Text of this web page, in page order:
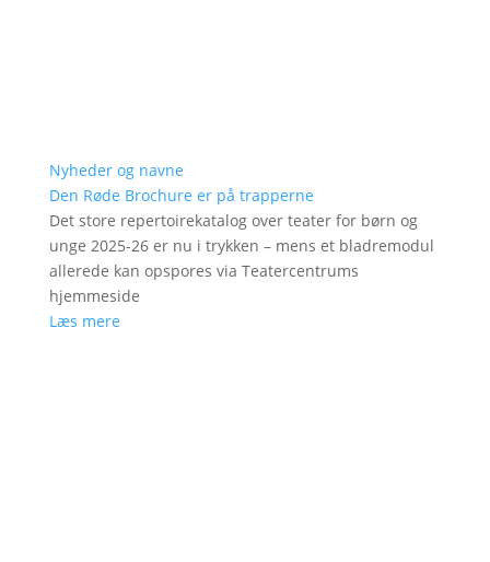
Nyheder og navne
Den Røde Brochure er på trapperne
Det store repertoirekatalog over teater for børn og
unge 2025-26 er nu i trykken – mens et bladremodul
allerede kan opspores via Teatercentrums
hjemmeside
Læs mere